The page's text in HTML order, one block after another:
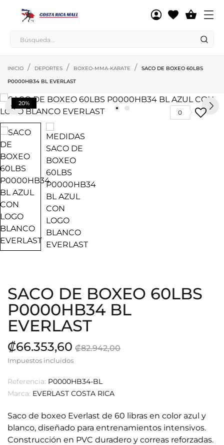

INICIO DEPORTES BOXEO-MMA-KARATE
SACO DE BOXEO 60LBS
P0000HB34 BL EVERLAST
20%
0
SACO DE BOXEO 60LBS
P0000HB34 BL
EVERLAST
₡66.353,60 ₡82.942,00
Impuestos incluidos
Referencia: P0000HB34-BL
Marca: EVERLAST COSTA RICA
Saco de boxeo Everlast de 60 libras en color azul y
blanco, diseñado para entrenamientos intensivos.
Construcción en PVC duradero y correas reforzadas.